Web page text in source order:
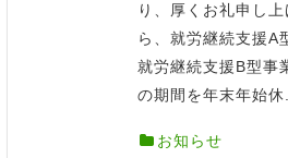
り、厚くお礼申し
ら、就労継続支援A
就労継続支援B型事
の期間を年末年始休
お知らせ